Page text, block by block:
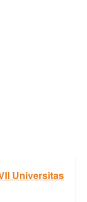
Universitas